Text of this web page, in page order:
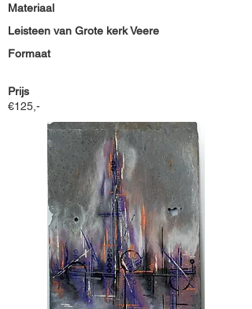
Materiaal
Leisteen van Grote kerk Veere
Formaat
Prijs
€125,-